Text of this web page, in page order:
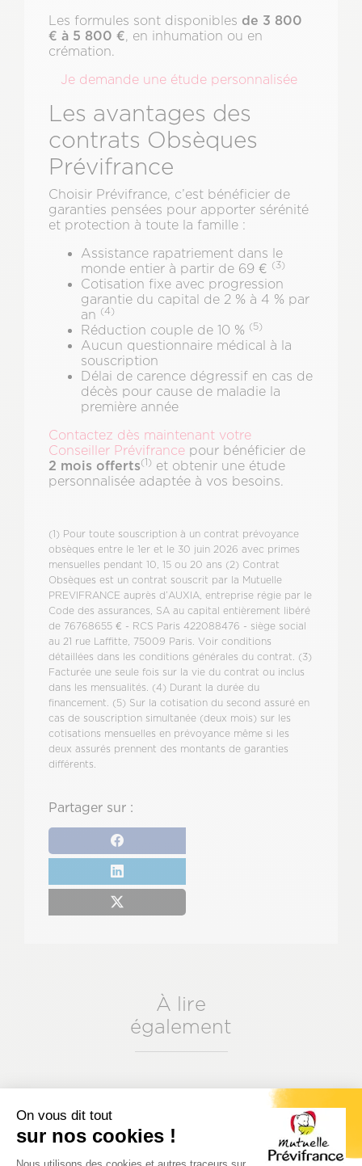
On vous dit tout
sur nos cookies !
Plateforme de Gestion du
Les formules sont disponibles de 3 800
€ à 5 800 € , en inhumation ou en
crémation.
Je demande une étude personnalisée
Les avantages des
contrats Obsèques
Prévifrance
Choisir Prévifrance, c’est bénéficier de
garanties pensées pour apporter sérénité
et protection à toute la famille :
Assistance rapatriement dans le
monde entier à partir de 69 € (3)
Cotisation fixe avec progression
garantie du capital de 2 % à 4 % par
an (4)
Réduction couple de 10 % (5)
Aucun questionnaire médical à la
souscription
Délai de carence dégressif en cas de
décès pour cause de maladie la
première année
Contactez dès maintenant votre
Conseiller Prévifrance pour bénéficier de
2 mois offerts(1) et obtenir une étude
personnalisée adaptée à vos besoins.
(1) Pour toute souscription à un contrat prévoyance
obsèques entre le 1er et le 30 juin 2026 avec primes
mensuelles pendant 10, 15 ou 20 ans (2) Contrat
Obsèques est un contrat souscrit par la Mutuelle
PREVIFRANCE auprès d’AUXIA, entreprise régie par le
Code des assurances, SA au capital entièrement libéré
de 76768655 € - RCS Paris 422088476 - siège social
au 21 rue Laffitte, 75009 Paris. Voir conditions
détaillées dans les conditions générales du contrat. (3)
Facturée une seule fois sur la vie du contrat ou inclus
dans les mensualités. (4) Durant la durée du
financement. (5) Sur la cotisation du second assuré en
cas de souscription simultanée (deux mois) sur les
cotisations mensuelles en prévoyance même si les
deux assurés prennent des montants de garanties
différents.
Partager sur :
À lire
également